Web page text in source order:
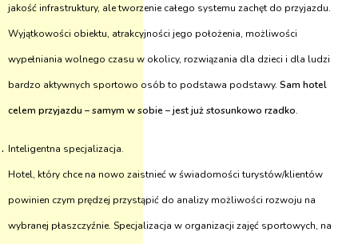
jakość infrastruktury, ale tworzenie całego systemu zachęt do przyjazdu.
Wyjątkowości obiektu, atrakcyjności jego położenia, możliwości
wypełniania wolnego czasu w okolicy, rozwiązania dla dzieci i dla ludzi
bardzo aktywnych sportowo osób to podstawa podstawy. Sam hotel
celem przyjazdu – samym w sobie – jest już stosunkowo rzadko.
Inteligentna specjalizacja.
Hotel, który chce na nowo zaistnieć w świadomości turystów/klientów
powinien czym prędzej przystąpić do analizy możliwości rozwoju na
wybranej płaszczyźnie. Specjalizacja w organizacji zajęć sportowych, na